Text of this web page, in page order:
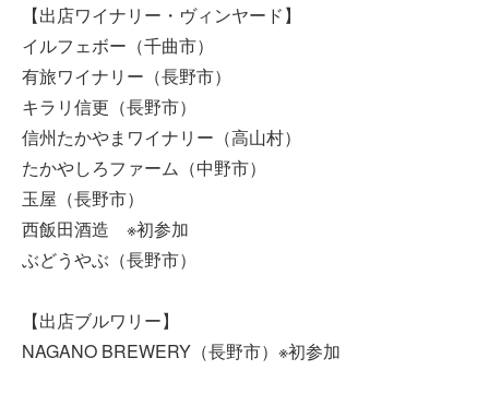
【出店ワイナリー・ヴィンヤード】
イルフェボー（千曲市）
有旅ワイナリー（長野市）
キラリ信更（長野市）
信州たかやまワイナリー（高山村）
たかやしろファーム（中野市）
玉屋（長野市）
西飯田酒造 ※初参加
ぶどうやぶ（長野市）
【出店ブルワリー】
NAGANO BREWERY（長野市）※初参加